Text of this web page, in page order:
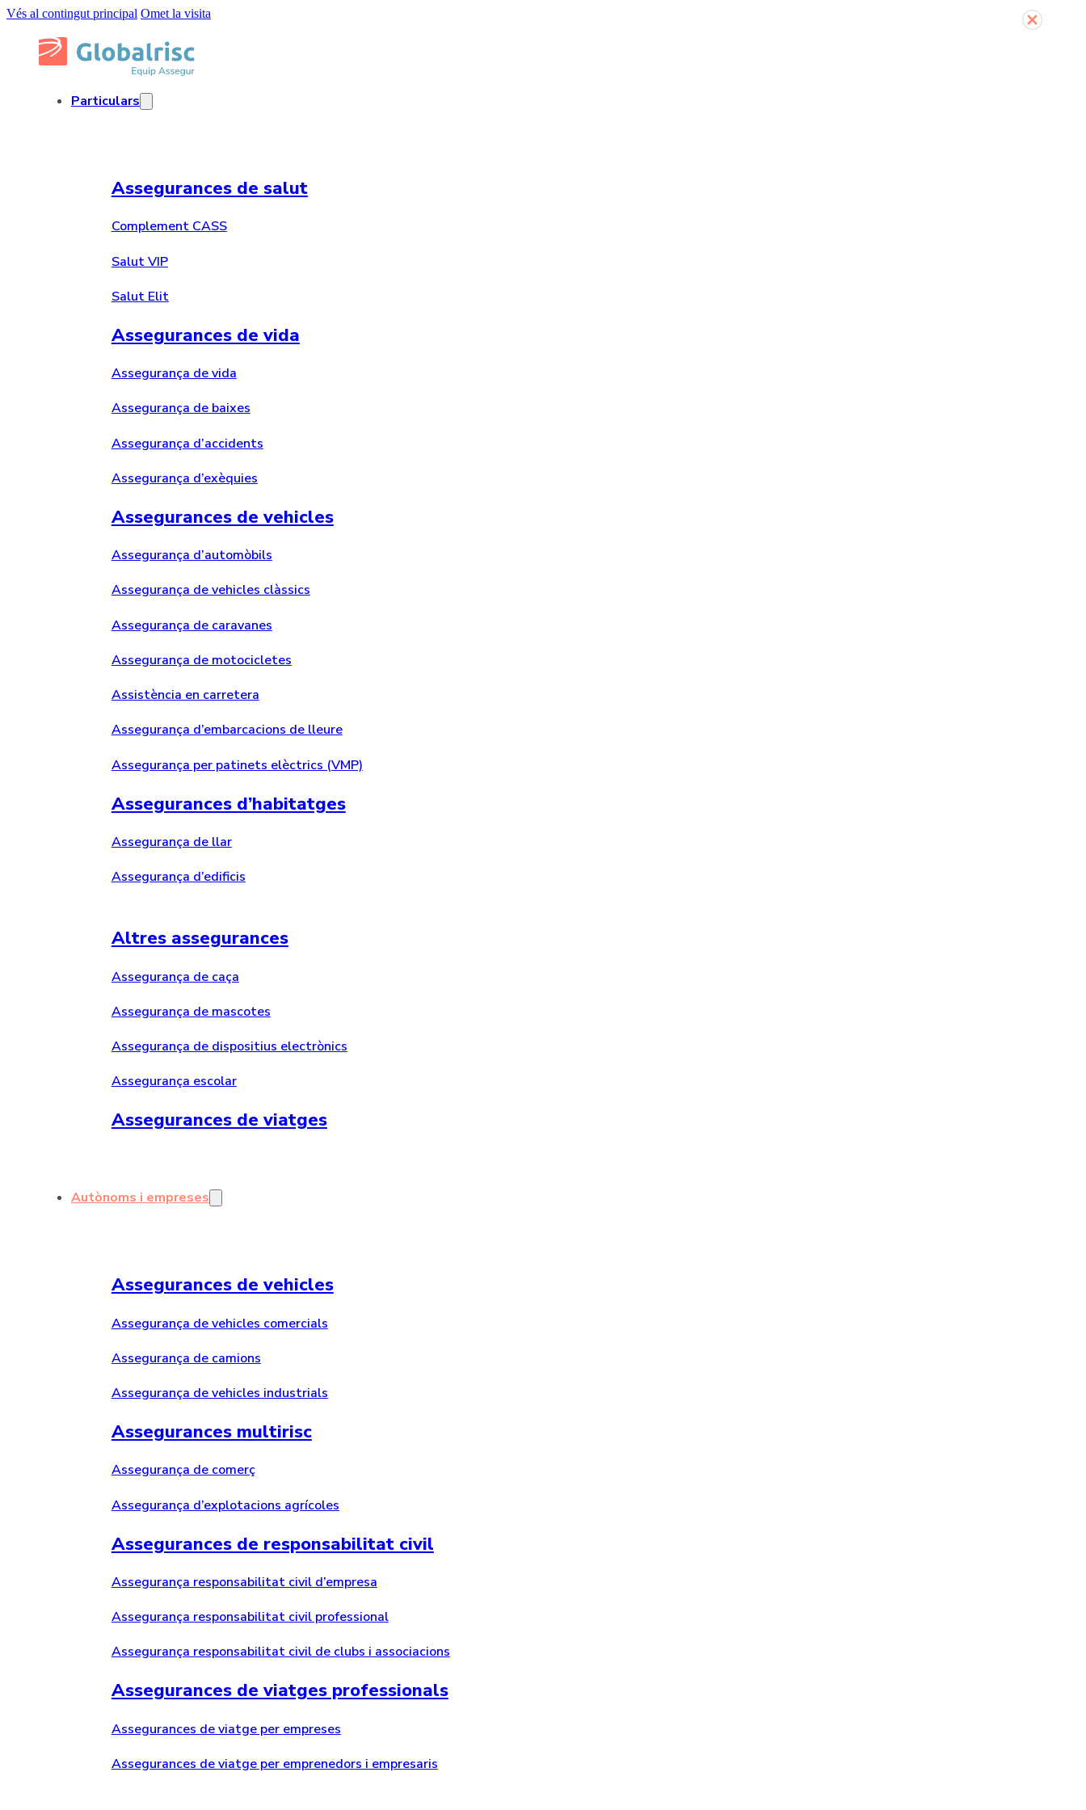
Vés al contingut principal Omet la visita
Particulars
Assegurances de salut
Complement CASS
Salut VIP
Salut Elit
Assegurances de vida
Assegurança de vida
Assegurança de baixes
Assegurança d’accidents
Assegurança d’exèquies
Assegurances de vehicles
Assegurança d’automòbils
Assegurança de vehicles clàssics
Assegurança de caravanes
Assegurança de motocicletes
Assistència en carretera
Assegurança d’embarcacions de lleure
Assegurança per patinets elèctrics (VMP)
Assegurances d’habitatges
Assegurança de llar
Assegurança d’edificis
Altres assegurances
Assegurança de caça
Assegurança de mascotes
Assegurança de dispositius electrònics
Assegurança escolar
Assegurances de viatges
Autònoms i empreses
Assegurances de vehicles
Assegurança de vehicles comercials
Assegurança de camions
Assegurança de vehicles industrials
Assegurances multirisc
Assegurança de comerç
Assegurança d’explotacions agrícoles
Assegurances de responsabilitat civil
Assegurança responsabilitat civil d’empresa
Assegurança responsabilitat civil professional
Assegurança responsabilitat civil de clubs i associacions
Assegurances de viatges professionals
Assegurances de viatge per empreses
Assegurances de viatge per emprenedors i empresaris